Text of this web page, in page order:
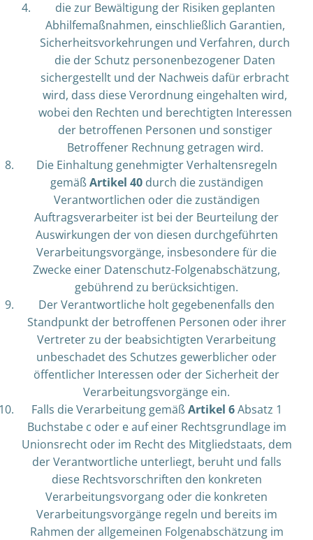
die zur Bewältigung der Risiken geplanten
Abhilfemaßnahmen, einschließlich Garantien,
Sicherheitsvorkehrungen und Verfahren, durch
die der Schutz personenbezogener Daten
sichergestellt und der Nachweis dafür erbracht
wird, dass diese Verordnung eingehalten wird,
wobei den Rechten und berechtigten Interessen
der betroffenen Personen und sonstiger
Betroffener Rechnung getragen wird.
Die Einhaltung genehmigter Verhaltensregeln
gemäßArtikel 40durch die zuständigen
Verantwortlichen oder die zuständigen
Auftragsverarbeiter ist bei der Beurteilung der
Auswirkungen der von diesen durchgeführten
Verarbeitungsvorgänge, insbesondere für die
Zwecke einer Datenschutz-Folgenabschätzung,
gebührend zu berücksichtigen.
Der Verantwortliche holt gegebenenfalls den
Standpunkt der betroffenen Personen oder ihrer
Vertreter zu der beabsichtigten Verarbeitung
unbeschadet des Schutzes gewerblicher oder
öffentlicher Interessen oder der Sicherheit der
Verarbeitungsvorgänge ein.
Falls die Verarbeitung gemäßArtikel 6Absatz 1
Buchstabe c oder e auf einer Rechtsgrundlage im
Unionsrecht oder im Recht des Mitgliedstaats, dem
der Verantwortliche unterliegt, beruht und falls
diese Rechtsvorschriften den konkreten
Verarbeitungsvorgang oder die konkreten
Verarbeitungsvorgänge regeln und bereits im
Rahmen der allgemeinen Folgenabschätzung im